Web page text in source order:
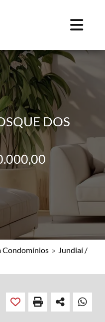
DOS
Condomínios » Jundiaí /